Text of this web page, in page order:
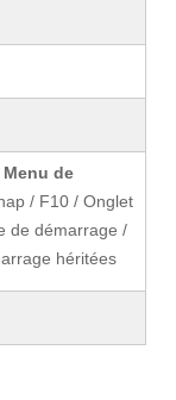
Menu de
/ F10 / Onglet
de démarrage /
héritées